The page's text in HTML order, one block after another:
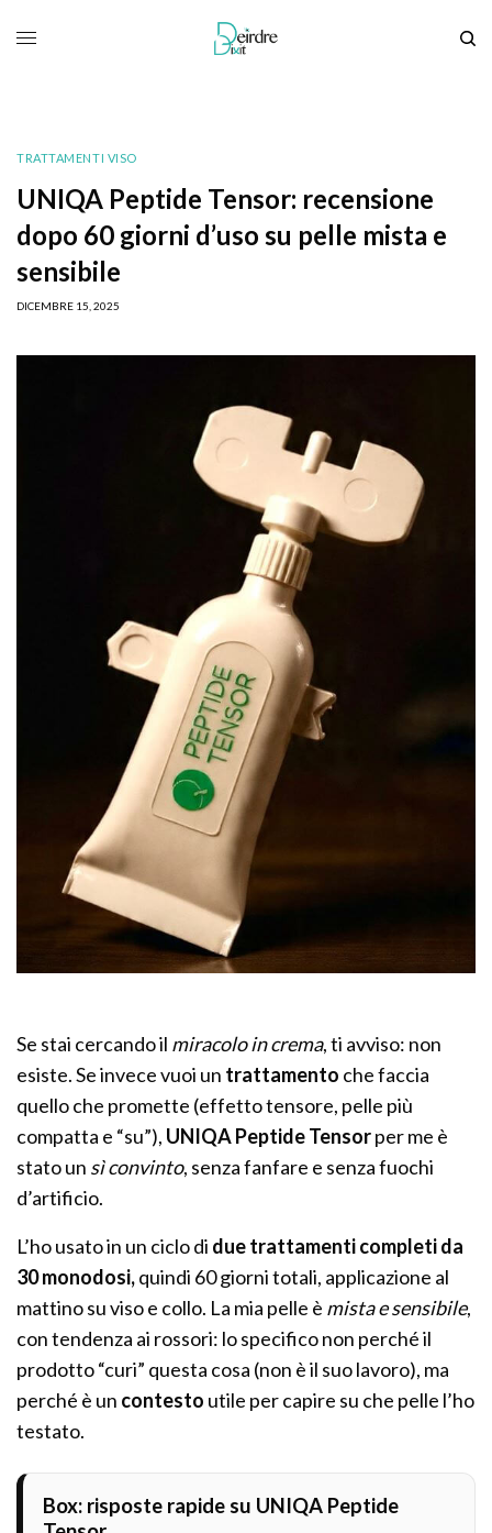
TRATTAMENTI VISO
UNIQA Peptide Tensor: recensione
dopo 60 giorni d’uso su pelle mista e
sensibile
DICEMBRE 15, 2025
Se stai cercando il miracolo in crema, ti avviso: non
esiste. Se invece vuoi un trattamento che faccia
quello che promette (effetto tensore, pelle più
compatta e “su”), UNIQA Peptide Tensorper me è
stato un sì convinto, senza fanfare e senza fuochi
d’artificio.
L’ho usato in un ciclo di due trattamenti completi da
30 monodosi,quindi 60 giorni totali, applicazione al
mattino su viso e collo. La mia pelle è mista e sensibile,
con tendenza ai rossori: lo specifico non perché il
prodotto “curi” questa cosa (non è il suo lavoro), ma
perché è un contesto utile per capire su che pelle l’ho
testato.
Box: risposte rapide su UNIQA Peptide